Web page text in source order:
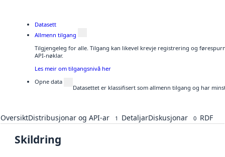
Datasett
Allmenn tilgang
Tilgjengeleg for alle. Tilgang kan likevel krevje registrering og
API-nøklar.
Les meir om tilgangsnivå her
Opne data
Datasettet er klassifisert som allmenn tilgang og har
OversiktDistribusjonar og API-ar 1 DetaljarDiskusjonar 0 RDF
Skildring